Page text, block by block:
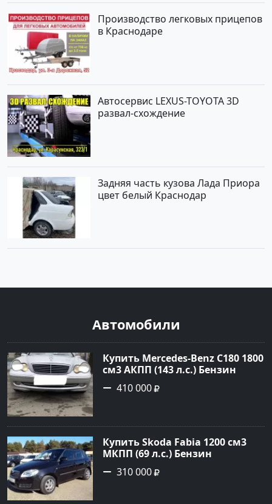
Производство легковых прицепов
в Краснодаре
Автосервис LEXUS-TOYOTA 3D
развал-схождение
Задняя часть кузова Лада Приора
цвет белый Краснодар
Автомобили
Купить Mercedes-Benz C180 1800
см3 АКПП (143 л.с.) Бензин
инжектор в Тимашевск : цвет
Серебряный Седан 2006 года по
Авторынок23
410 000
Купить Skoda Fabia 1200 см3
МКПП (69 л.с.) Бензин
инжектор в Кропоткин: цвет
черный Хетчбэк 2010 года по
310 000